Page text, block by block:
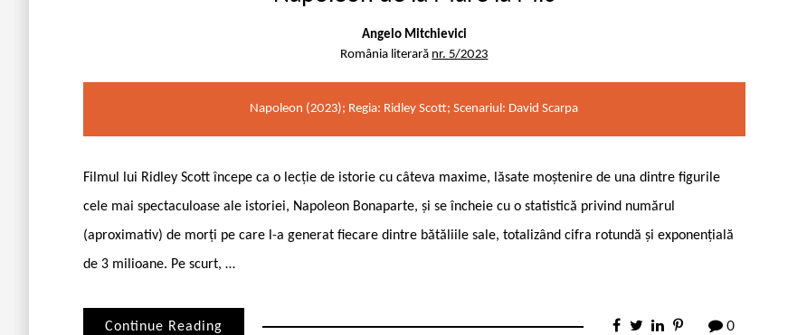
Angelo Mitchievici
România literară nr. 5/2023
Napoleon (2023); Regia: Ridley Scott; Scenariul: David Scarpa
Filmul lui Ridley Scott începe ca o lecție de istorie cu câteva maxime, lăsate moștenire de una dintre figurile
cele mai spectaculoase ale istoriei, Napoleon Bonaparte, și se încheie cu o statistică privind numărul
(aproximativ) de morți pe care l-a generat fiecare dintre bătăliile sale, totalizând cifra rotundă și exponențială
de 3 milioane. Pe scurt, …
Continue Reading 0